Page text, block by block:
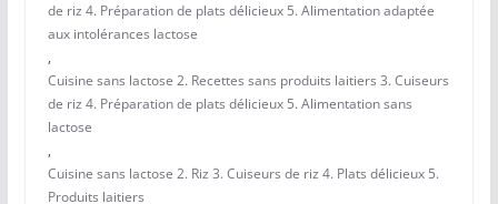
de riz 4. Préparation de plats délicieux 5. Alimentation adaptée
aux intolérances lactose
,
Cuisine sans lactose 2. Recettes sans produits laitiers 3. Cuiseurs
de riz 4. Préparation de plats délicieux 5. Alimentation sans
lactose
,
Cuisine sans lactose 2. Riz 3. Cuiseurs de riz 4. Plats délicieux 5.
Produits laitiers